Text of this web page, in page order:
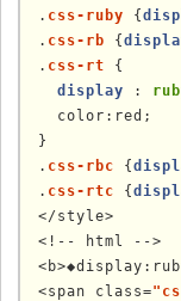
. css-ruby {
. css-rb {
. css-rt {
display :
  color:red;
}
. css-rbc {
. css-rtc {
</style>
<!-- html -->
<span class=